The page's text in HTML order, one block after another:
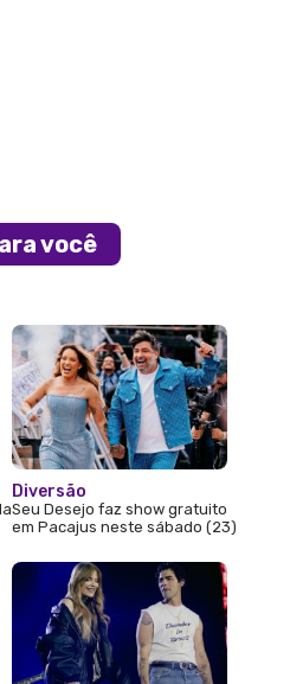
você
Diversão
Seu Desejo faz show gratuito
em Pacajus neste sábado (23)